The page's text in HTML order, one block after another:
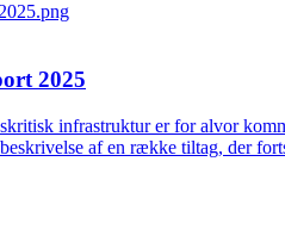
2025
infrastruktur er for alvor
af en række tiltag, der